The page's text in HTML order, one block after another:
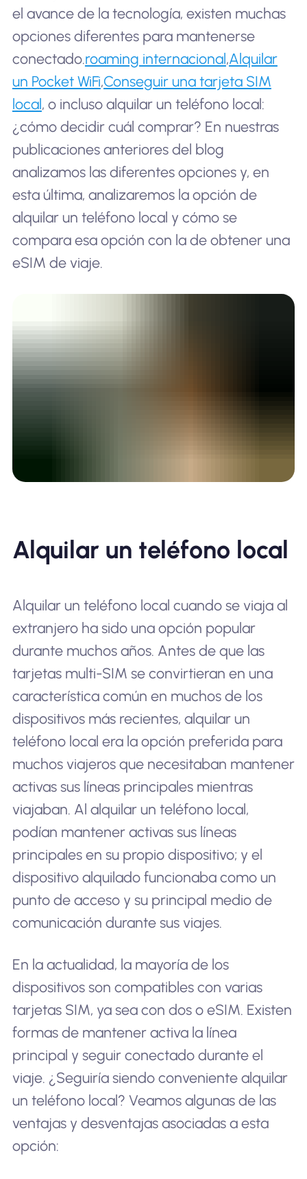
el avance de la tecnología, existen muchas
opciones diferentes para mantenerse
conectado.roaming internacional,Alquilar
un Pocket WiFi,Conseguir una tarjeta SIM
local, o incluso alquilar un teléfono local:
¿cómo decidir cuál comprar? En nuestras
publicaciones anteriores del blog
analizamos las diferentes opciones y, en
esta última, analizaremos la opción de
alquilar un teléfono local y cómo se
compara esa opción con la de obtener una
eSIM de viaje.
Alquilar un teléfono local
Alquilar un teléfono local cuando se viaja al
extranjero ha sido una opción popular
durante muchos años. Antes de que las
tarjetas multi-SIM se convirtieran en una
característica común en muchos de los
dispositivos más recientes, alquilar un
teléfono local era la opción preferida para
muchos viajeros que necesitaban mantener
activas sus líneas principales mientras
viajaban. Al alquilar un teléfono local,
podían mantener activas sus líneas
principales en su propio dispositivo; y el
dispositivo alquilado funcionaba como un
punto de acceso y su principal medio de
comunicación durante sus viajes.
En la actualidad, la mayoría de los
dispositivos son compatibles con varias
tarjetas SIM, ya sea con dos o eSIM. Existen
formas de mantener activa la línea
principal y seguir conectado durante el
viaje. ¿Seguiría siendo conveniente alquilar
un teléfono local? Veamos algunas de las
ventajas y desventajas asociadas a esta
opción: